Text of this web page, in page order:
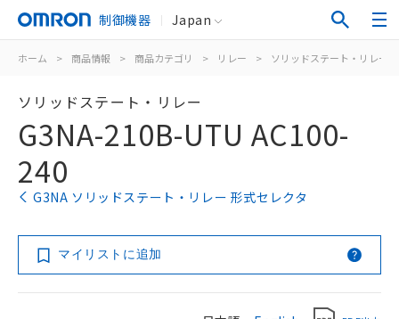
制御機器 Japan
ホーム > 商品情報 > 商品カテゴリ > リレー > ソリッドステート・リレー
ソリッドステート・リレー
G3NA-210B-UTU AC100-
240
G3NA ソリッドステート・リレー 形式セレクタ
マイリストに追加